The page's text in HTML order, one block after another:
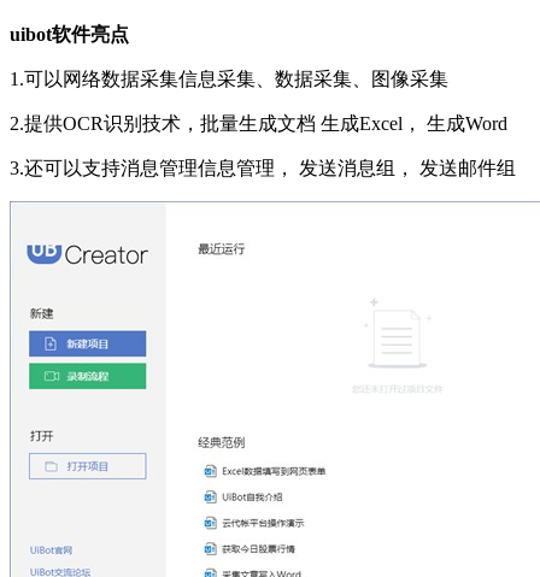
uibot软件亮点
1.可以网络数据采集信息采集、数据采集、图像采集
2.提供OCR识别技术，批量生成文档 生成Excel， 生成Word
3.还可以支持消息管理信息管理， 发送消息组， 发送邮件组